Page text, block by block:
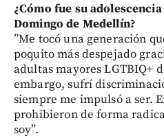
¿Cómo fue su
Domingo de Medellín?
”Me tocó una generación
poquito más despejado
adultas mayores LGTBIQ+
embargo, sufrí
siempre me impulsó a ser.
prohibieron de forma
soy”.